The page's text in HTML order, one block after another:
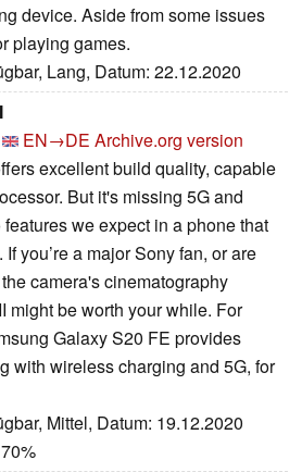
device. Aside from some issues
playing games.
Lang, Datum: 22.12.2020
EN→DE Archive.org version
excellent build quality, capable
But it's missing 5G and
we expect in a phone that
you’re a major Sony fan, or are
camera's cinematography
might be worth your while. For
Galaxy S20 FE provides
with wireless charging and 5G, for
Mittel, Datum: 19.12.2020